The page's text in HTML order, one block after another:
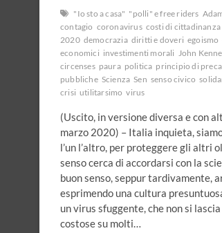
"Io sto a casa" "polli" e free riders
contagio coronavirus costi di cittadinanza
2020 democrazia diritti e doveri egoismo
economici investimenti morali John
circenses paura politica principio di
pubbliche Scienza Sen senso civico
crisi utilitarsimo virus
(Uscito, in versione diversa e con
marzo 2020) – Italia inquieta,
l’un l’altro, per proteggere gli altri
senso cerca di accordarsi con la
buon senso, seppur tardivamente,
esprimendo una cultura
un virus sfuggente, che non si
costose su molti…